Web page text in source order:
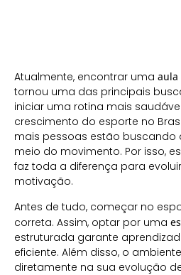
Atualmente, encontrar uma aula
tornou uma das principais
iniciar uma rotina mais
crescimento do esporte no
mais pessoas estão buscando
meio do movimento. Por isso,
faz toda a diferença para
motivação.
Antes de tudo, começar no
correta. Assim, optar por uma
estruturada garante
eficiente. Além disso, o
diretamente na sua evolução